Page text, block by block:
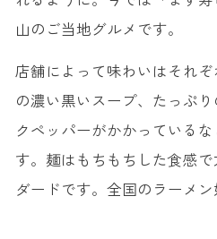
10. 氷見牛専門店た
11. 味処 おでんや
12. 味処 河鹿
13. 喜平商店
14. ねこのくら工
山のご当地グルメです。
店舗によって味わいはそれ
の濃い黒いスープ、たっぷ
クペッパーがかかっている
す。麺はもちもちした食感
ダードです。全国のラーメン